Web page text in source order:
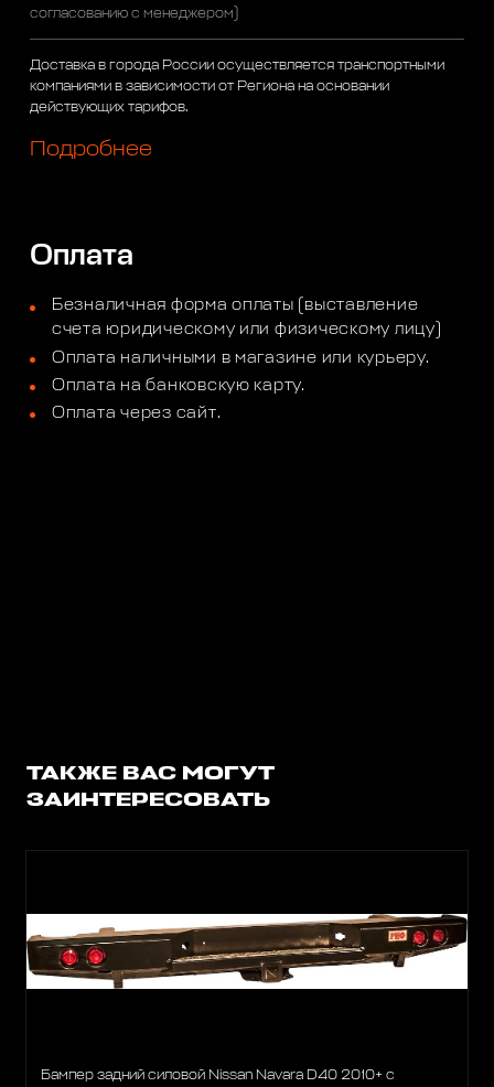
согласованию с менеджером)
Доставка в города России осуществляется транспортными
компаниями в зависимости от Региона на основании
действующих тарифов.
Подробнее
Оплата
Безналичная форма оплаты (выставление
счета юридическому или физическому лицу)
Оплата наличными в магазине или курьеру.
Оплата на банковскую карту.
Оплата через сайт.
ТАКЖЕ ВАС МОГУТ
ЗАИНТЕРЕСОВАТЬ
Бампер задний силовой Nissan Navara D40 2010+ с